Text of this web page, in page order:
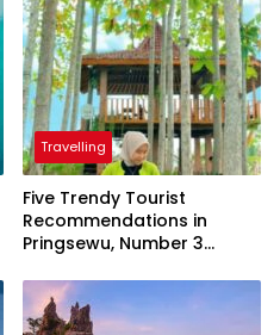
Travelling
Five Trendy Tourist
Recommendations in
Pringsewu, Number 3
President